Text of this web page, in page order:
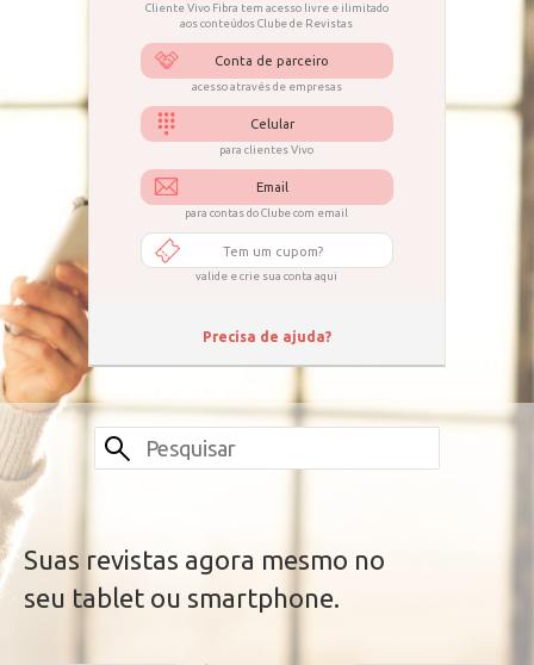
Cliente Vivo Fibra tem acesso livre e ilimitado
aos conteúdos Clube de Revistas
Conta de parceiro
acesso através de empresas
Celular
para clientes Vivo
Email
para contas do Clube com email
Tem um cupom?
valide e crie sua conta aqui
Precisa de ajuda?
Suas revistas agora mesmo no
seu tablet ou smartphone.